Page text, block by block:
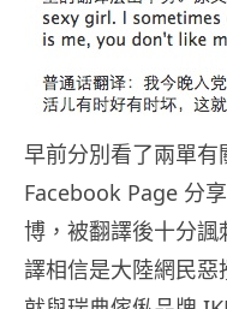
早前分別看了兩單
Facebook Page 分
博，被翻譯後十分
譯相信是大陸網民